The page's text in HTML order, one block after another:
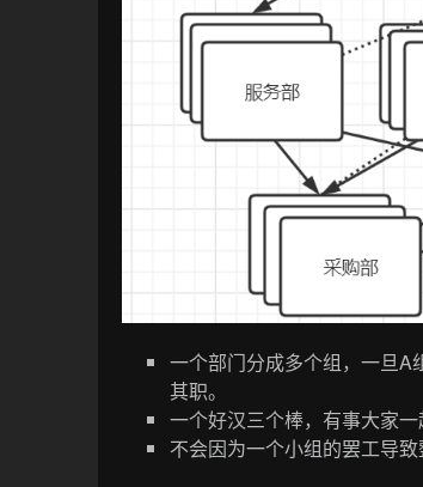
一个部门分成多个组，一旦A
其职。
一个好汉三个棒，有事大家
不会因为一个小组的罢工导